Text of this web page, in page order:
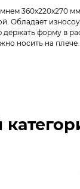
360x220x270
Обладает
держать форму в
носить на плече.